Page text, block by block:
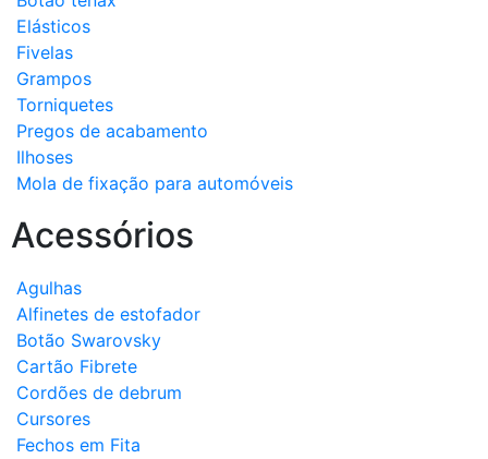
Elásticos
Fivelas
Grampos
Torniquetes
Pregos de acabamento
Ilhoses
Mola de fixação para automóveis
Acessórios
Agulhas
Alfinetes de estofador
Botão Swarovsky
Cartão Fibrete
Cordões de debrum
Cursores
Fechos em Fita